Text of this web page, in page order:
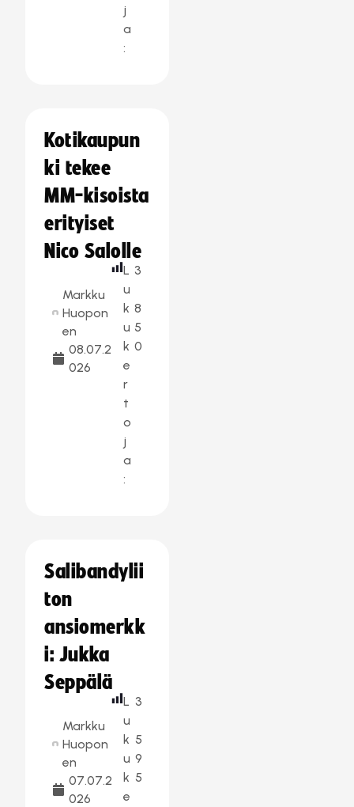
j
a
:
Kotikaupun
ki tekee
MM-kisoista
erityiset
Nico Salolle
Markku
Huopon
en
08.07.2
026
L
u
k
u
k
e
r
t
o
j
a
:
3
8
5
0
Salibandylii
ton
ansiomerkk
i: Jukka
Seppälä
Markku
Huopon
en
07.07.2
026
L
u
k
u
k
e
3
5
9
5